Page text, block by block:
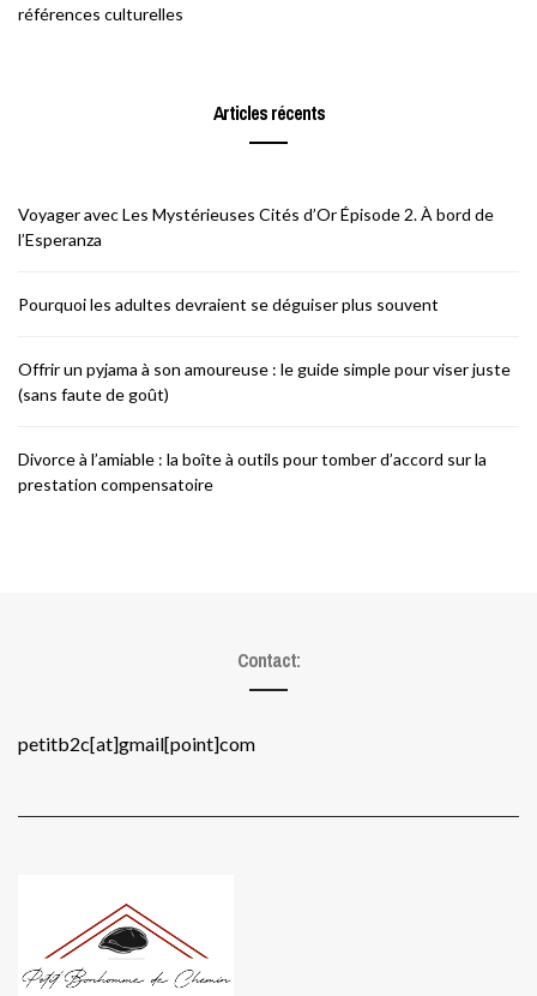
références culturelles
Articles récents
Voyager avec Les Mystérieuses Cités d’Or Épisode 2. À bord de
l’Esperanza
Pourquoi les adultes devraient se déguiser plus souvent
Offrir un pyjama à son amoureuse : le guide simple pour viser juste
(sans faute de goût)
Divorce à l’amiable : la boîte à outils pour tomber d’accord sur la
prestation compensatoire
Contact:
petitb2c[at]gmail[point]com